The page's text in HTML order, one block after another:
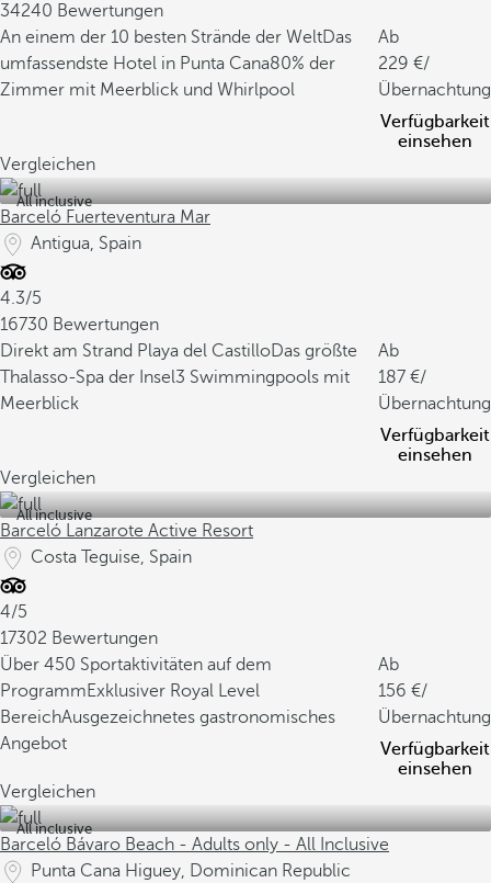
34240 Bewertungen
An einem der 10 besten Strände der WeltDas
umfassendste Hotel in Punta Cana80% der
Zimmer mit Meerblick und Whirlpool
Ab
229
/
Übernachtung
Verfügbarkeit
einsehen
Vergleichen
All inclusive
Barceló Fuerteventura Mar
Antigua, Spain
4.3/5
16730 Bewertungen
Direkt am Strand Playa del CastilloDas größte
Thalasso-Spa der Insel3 Swimmingpools mit
Meerblick
Ab
187
/
Übernachtung
Verfügbarkeit
einsehen
Vergleichen
All inclusive
Barceló Lanzarote Active Resort
Costa Teguise, Spain
4/5
17302 Bewertungen
Über 450 Sportaktivitäten auf dem
ProgrammExklusiver Royal Level
BereichAusgezeichnetes gastronomisches
Angebot
Ab
156
/
Übernachtung
Verfügbarkeit
einsehen
Vergleichen
All inclusive
Barceló Bávaro Beach - Adults only - All Inclusive
Punta Cana Higuey, Dominican Republic